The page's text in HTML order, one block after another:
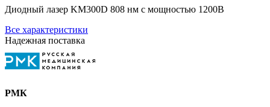
Диодный лазер KM300D 808 нм с мощностью 1200В
Все характеристики
Надежная поставка
РМК